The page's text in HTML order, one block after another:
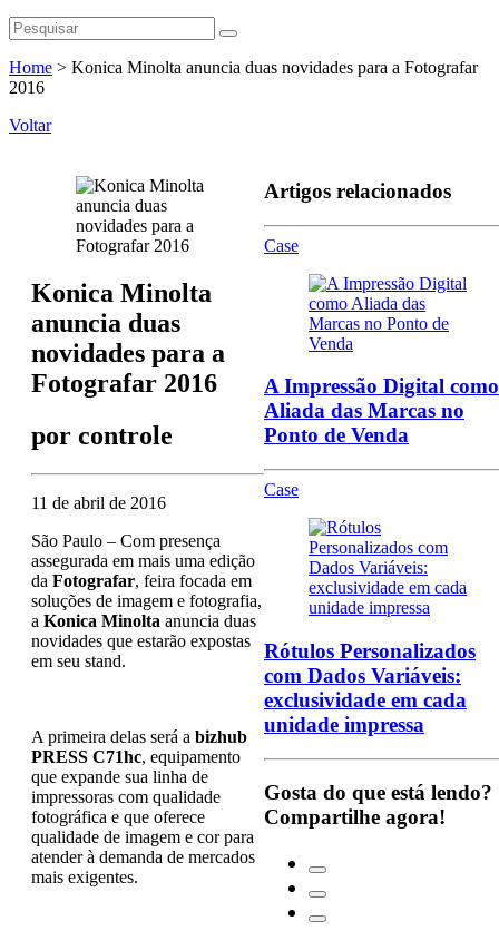
Home > Konica Minolta anuncia duas novidades para a Fotografar
2016
Voltar
Konica Minolta
anuncia duas
novidades para a
Fotografar 2016
por controle
11 de abril de 2016
São Paulo – Com presença
assegurada em mais uma edição
da Fotografar, feira focada em
soluções de imagem e fotografia,
a Konica Minolta anuncia duas
novidades que estarão expostas
em seu stand.
A primeira delas será a bizhub
PRESS C71hc, equipamento
que expande sua linha de
impressoras com qualidade
fotográfica e que oferece
qualidade de imagem e cor para
atender à demanda de mercados
mais exigentes.
Artigos relacionados
Case
A Impressão Digital como
Aliada das Marcas no
Ponto de Venda
Case
Rótulos Personalizados
com Dados Variáveis:
exclusividade em cada
unidade impressa
Gosta do que está lendo?
Compartilhe agora!